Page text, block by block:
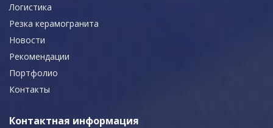
Логистика
Резка керамогранита
Новости
Рекомендации
Портфолио
Контакты
Контактная информация